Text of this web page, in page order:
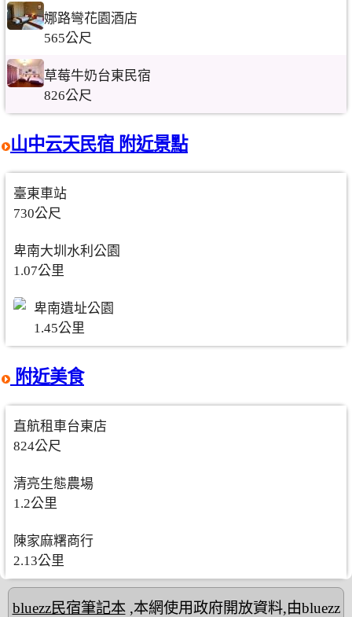
娜路彎花園酒店
565公尺
草莓牛奶台東民宿
826公尺
山中云天民宿 附近景點
臺東車站
730公尺
卑南大圳水利公園
1.07公里
卑南遺址公園
1.45公里
附近美食
直航租車台東店
824公尺
清亮生態農場
1.2公里
陳家麻糬商行
2.13公里
bluezz民宿筆記本,本網使用政府開放資料,由bluezz